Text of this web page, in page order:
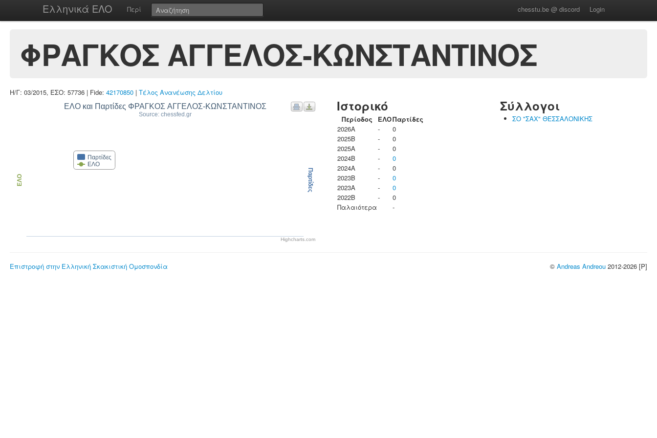
Ελληνικά ΕΛΟ Περί chesstu.be @ discord Login
ΦΡΑΓΚΟΣ ΑΓΓΕΛΟΣ-ΚΩΝΣΤΑΝΤΙΝΟΣ
Η/Γ: 03/2015, ΕΣΟ: 57736 | Fide: 42170850 | Τέλος Ανανέωσης Δελτίου
ΕΛΟ και Παρτίδες ΦΡΑΓΚΟΣ ΑΓΓΕΛΟΣ-ΚΩΝΣΤΑΝΤΙΝΟΣ
Source: chessfed.gr
Παρτίδες
ΕΛΟ
ΕΛΟ Παρτίδες
Highcharts.com
Ιστορικό
Περίοδος ΕΛΟΠαρτίδες
2026A
-
0
2025B
-
0
2025A
-
0
2024B
-
0
2024A
-
0
2023B
-
0
2023Α
-
0
2022B
-
0
Παλαιότερα
-
Σύλλογοι
ΣΟ "ΣΑΧ" ΘΕΣΣΑΛΟΝΙΚΗΣ
Επιστροφή στην Ελληνική Σκακιστική Ομοσπονδία © Andreas Andreou 2012-2026 [P]